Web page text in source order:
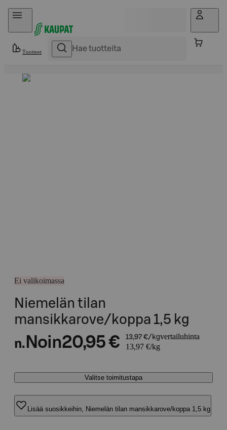
Hyppää sisältöön
Tuotteet
Ei valikoimassa
Niemelän tilan
mansikkarove/koppa 1,5 kg
n. Noin20,95 € 13,97 €/kgvertailuhinta
13,97 €/kg
Valitse toimitustapa
Lisää suosikkeihin, Niemelän tilan mansikkarove/koppa 1,5 kg